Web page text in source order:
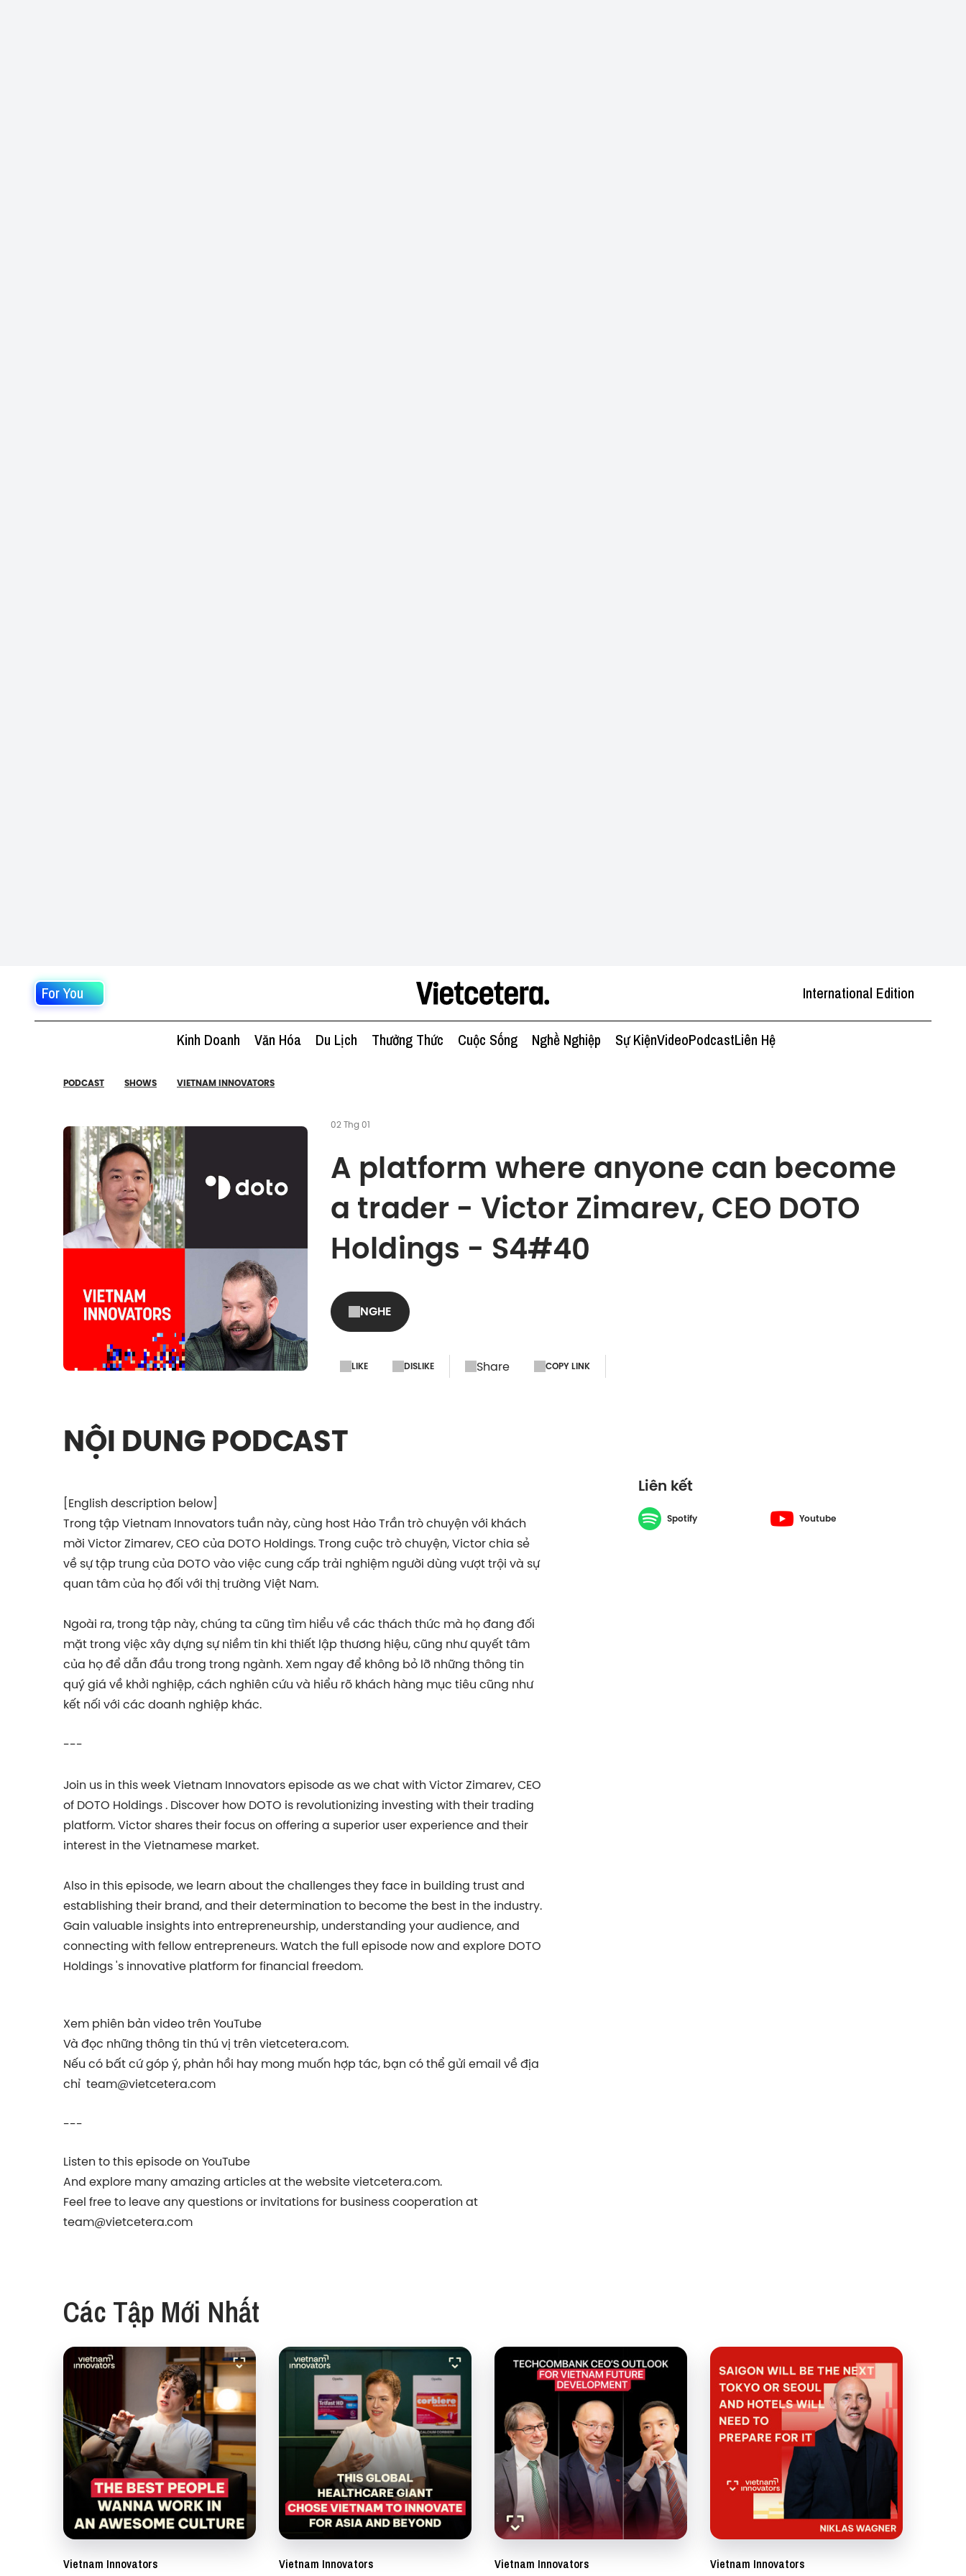
For You International Edition
Kinh Doanh Văn Hóa Du Lịch Thưởng Thức Cuộc Sống Nghề Nghiệp Sự KiệnVideoPodcastLiên Hệ
PODCAST SHOWS VIETNAM INNOVATORS
02 Thg 01
A platform where anyone can become
a trader - Victor Zimarev, CEO DOTO
Holdings - S4#40
NGHE
LIKE DISLIKE Share COPY LINK
NỘI DUNG PODCAST
[English description below]
Trong tập Vietnam Innovators tuần này, cùng host Hảo Trần trò chuyện với khách
mời Victor Zimarev, CEO của DOTO Holdings. Trong cuộc trò chuyện, Victor chia sẻ
về sự tập trung của DOTO vào việc cung cấp trải nghiệm người dùng vượt trội và sự
quan tâm của họ đối với thị trường Việt Nam.
Ngoài ra, trong tập này, chúng ta cũng tìm hiểu về các thách thức mà họ đang đối
mặt trong việc xây dựng sự niềm tin khi thiết lập thương hiệu, cũng như quyết tâm
của họ để dẫn đầu trong trong ngành. Xem ngay để không bỏ lỡ những thông tin
quý giá về khởi nghiệp, cách nghiên cứu và hiểu rõ khách hàng mục tiêu cũng như
kết nối với các doanh nghiệp khác.
---
Join us in this week Vietnam Innovators episode as we chat with Victor Zimarev, CEO
of DOTO Holdings . Discover how DOTO is revolutionizing investing with their trading
platform. Victor shares their focus on offering a superior user experience and their
interest in the Vietnamese market.
Also in this episode, we learn about the challenges they face in building trust and
establishing their brand, and their determination to become the best in the industry.
Gain valuable insights into entrepreneurship, understanding your audience, and
connecting with fellow entrepreneurs. Watch the full episode now and explore DOTO
Holdings 's innovative platform for financial freedom.
Xem phiên bản video trên YouTube
Và đọc những thông tin thú vị trên vietcetera.com.
Nếu có bất cứ góp ý, phản hồi hay mong muốn hợp tác, bạn có thể gửi email về địa
chỉ team@vietcetera.com
---
Listen to this episode on YouTube
And explore many amazing articles at the website vietcetera.com.
Feel free to leave any questions or invitations for business cooperation at
team@vietcetera.com
Liên kết
Spotify Youtube
Các Tập Mới Nhất
Vietnam Innovators Vietnam Innovators Vietnam Innovators Vietnam Innovators